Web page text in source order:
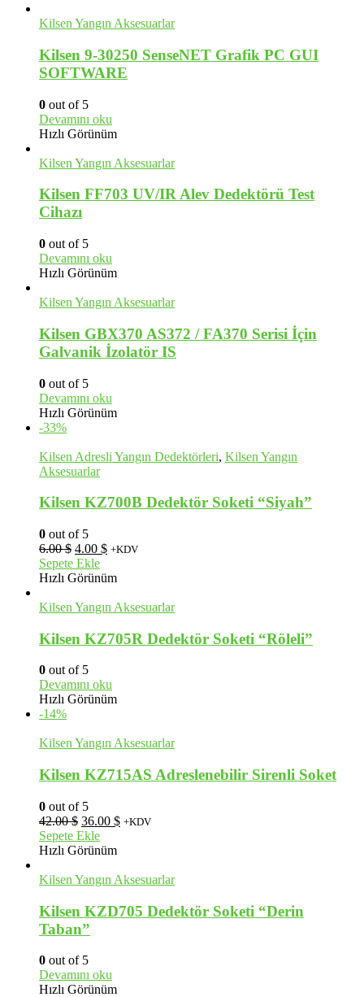
Kilsen Yangın Aksesuarlar
Kilsen 9-30250 SenseNET Grafik PC GUI
SOFTWARE
0 out of 5
Devamını oku
Hızlı Görünüm
Kilsen Yangın Aksesuarlar
Kilsen FF703 UV/IR Alev Dedektörü Test
Cihazı
0 out of 5
Devamını oku
Hızlı Görünüm
Kilsen Yangın Aksesuarlar
Kilsen GBX370 AS372 / FA370 Serisi İçin
Galvanik İzolatör IS
0 out of 5
Devamını oku
Hızlı Görünüm
-33%
Kilsen Adresli Yangın Dedektörleri, Kilsen Yangın
Aksesuarlar
Kilsen KZ700B Dedektör Soketi “Siyah”
0 out of 5
6.00$ Orijinal
fiyat:
6.00 $.
4.00 $Şu
fiyat:
+KDV
Sepete Ekle
Hızlı Görünüm
Kilsen Yangın Aksesuarlar
Kilsen KZ705R Dedektör Soketi “Röleli”
0 out of 5
Devamını oku
Hızlı Görünüm
-14%
Kilsen Yangın Aksesuarlar
Kilsen KZ715AS Adreslenebilir Sirenli Soket
0 out of 5
42.00$ Orijinal
fiyat:
42.00 $.
36.00 $Şu
+KDV
Sepete Ekle
Hızlı Görünüm
Kilsen Yangın Aksesuarlar
Kilsen KZD705 Dedektör Soketi “Derin
Taban”
0 out of 5
Devamını oku
Hızlı Görünüm